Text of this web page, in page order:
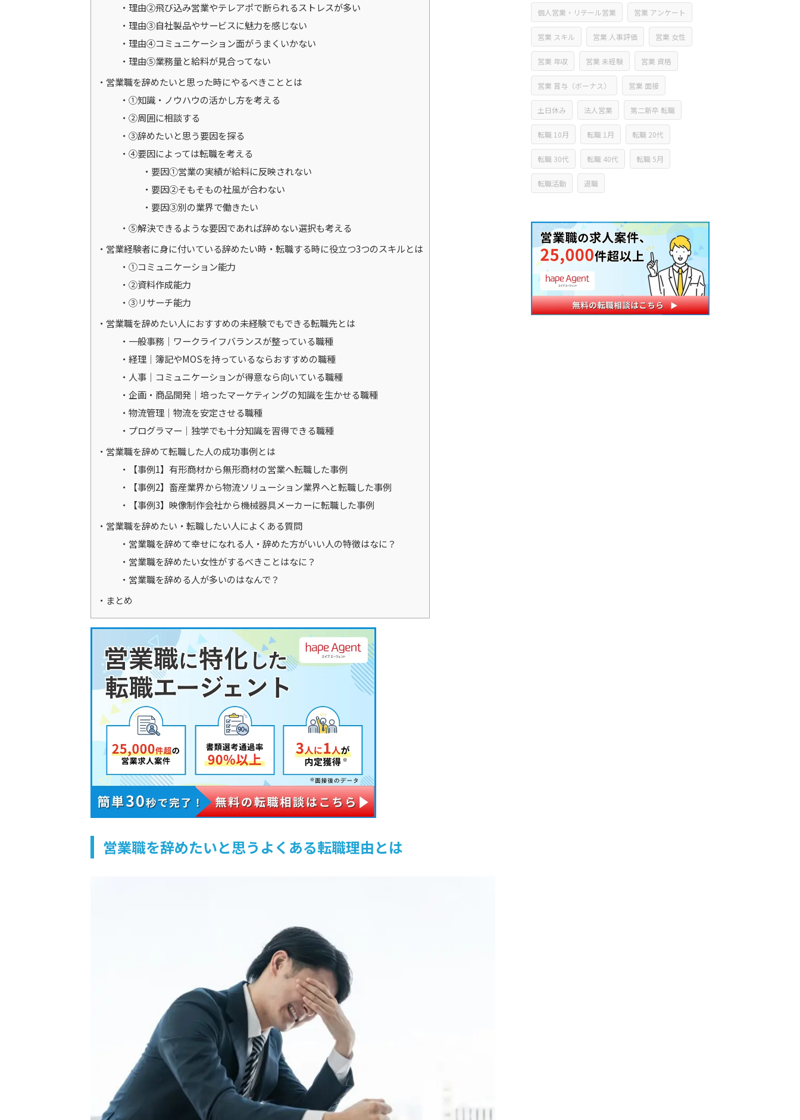
理由②飛び込み営業やテレアポで断られるストレスが多い
理由③自社製品やサービスに魅力を感じない
理由④コミュニケーション面がうまくいかない
理由⑤業務量と給料が見合ってない
営業職を辞めたいと思った時にやるべきこととは
①知識・ノウハウの活かし方を考える
②周囲に相談する
③辞めたいと思う要因を探る
④要因によっては転職を考える
要因①営業の実績が給料に反映されない
要因②そもそもの社風が合わない
要因③別の業界で働きたい
⑤解決できるような要因であれば辞めない選択も考える
営業経験者に身に付いている辞めたい時・転職する時に役立つ3つのスキルとは
①コミュニケーション能力
②資料作成能力
③リサーチ能力
営業職を辞めたい人におすすめの未経験でもできる転職先とは
一般事務｜ワークライフバランスが整っている職種
経理｜簿記やMOSを持っているならおすすめの職種
人事｜コミュニケーションが得意なら向いている職種
企画・商品開発｜培ったマーケティングの知識を生かせる職種
物流管理｜物流を安定させる職種
プログラマー｜独学でも十分知識を習得できる職種
営業職を辞めて転職した人の成功事例とは
【事例1】有形商材から無形商材の営業へ転職した事例
【事例2】畜産業界から物流ソリューション業界へと転職した事例
【事例3】映像制作会社から機械器具メーカーに転職した事例
営業職を辞めたい・転職したい人によくある質問
営業職を辞めて幸せになれる人・辞めた方がいい人の特徴はなに？
営業職を辞めたい女性がするべきことはなに？
営業職を辞める人が多いのはなんで？
まとめ
営業職を辞めたいと思うよくある転職理由とは
個人営業・リテール営業 営業 アンケート
営業 スキル 営業 人事評価 営業 女性
営業 年収 営業 未経験 営業 資格
営業 賞与（ボーナス） 営業 面接
土日休み 法人営業 第二新卒 転職
転職 10月 転職 1月 転職 20代
転職 30代 転職 40代 転職 5月
転職活動 退職